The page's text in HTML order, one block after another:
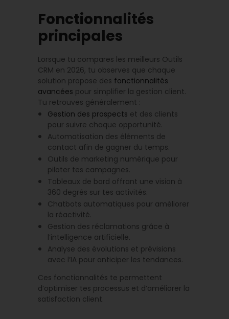
Fonctionnalités
principales
Lorsque tu compares les meilleurs Outils
CRM en 2026, tu observes que chaque
solution propose des fonctionnalités
avancées pour simplifier la gestion client.
Tu retrouves généralement :
Gestion des prospects et des clients
pour suivre chaque opportunité.
Automatisation des éléments de
contact afin de gagner du temps.
Outils de marketing numérique pour
piloter tes campagnes.
Tableaux de bord offrant une vision à
360 degrés sur tes activités.
Chatbots automatiques pour améliorer
la réactivité.
Gestion des réclamations grâce à
l’intelligence artificielle.
Analyse des évolutions et prévisions
avec l’IA pour anticiper les tendances.
Ces fonctionnalités te permettent
d’optimiser tes processus et d’améliorer la
satisfaction client.